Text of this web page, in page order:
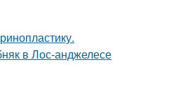
в Лос-анджелесе